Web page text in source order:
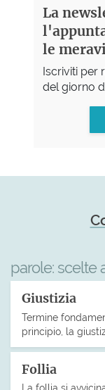
La
le
Iscriviti per
del giorno
parole: scelte
Giustizia
Termine
principio, la
Follia